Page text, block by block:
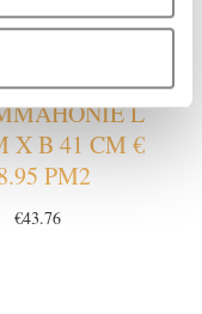
L
X B 41 CM €
PM2
€43.76